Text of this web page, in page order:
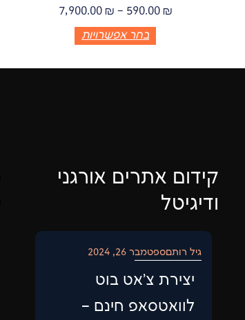
590.00 ₪
–
7,900.00 ₪
בחר אפשרויות
קידום אתרים אורגני
ודיגיטל
גיל רותםספטמבר 26, 2024
יצירת צ'אט בוט
לוואטסאפ חינם –